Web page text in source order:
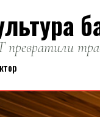
превратили